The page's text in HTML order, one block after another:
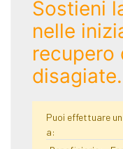
Sostieni
nelle
recupero
disagiate.
Puoi effettuare un
a: